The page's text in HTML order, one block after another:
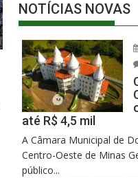
NOTÍCIAS NOVAS
até R$ 4,5 mil
A Câmara Municipal de
Centro-Oeste de Minas
público...